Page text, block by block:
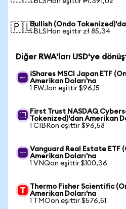
🇵🇱Bullish (Ondo
1 BLSHon eşittir zł 85,34
Diğer RWA'ları USD'ye
iShares MSCI Japan ETF
Amerikan Doları'na
1 EWJon eşittir $96,15
First Trust NASDAQ
Tokenized)'dan Amerikan
1 CIBRon eşittir $96,58
Vanguard Real Estate ETF
Amerikan Doları'na
1 VNQon eşittir $100,36
Thermo Fisher Scientific
Amerikan Doları'na
1 TMOon eşittir $576,51